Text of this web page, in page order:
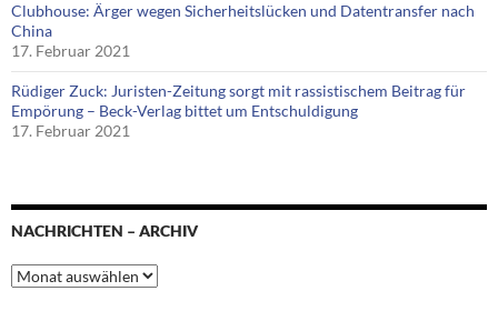
Clubhouse: Ärger wegen Sicherheitslücken und Datentransfer nach
China
17. Februar 2021
Rüdiger Zuck: Juristen-Zeitung sorgt mit rassistischem Beitrag für
Empörung – Beck-Verlag bittet um Entschuldigung
17. Februar 2021
NACHRICHTEN – ARCHIV
Nachrichten
–